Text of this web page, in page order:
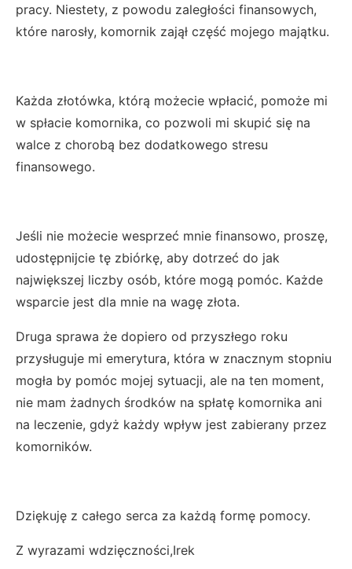
pracy. Niestety, z powodu zaległości finansowych,
które narosły, komornik zajął część mojego majątku.
Każda złotówka, którą możecie wpłacić, pomoże mi
w spłacie komornika, co pozwoli mi skupić się na
walce z chorobą bez dodatkowego stresu
finansowego.
Jeśli nie możecie wesprzeć mnie finansowo, proszę,
udostępnijcie tę zbiórkę, aby dotrzeć do jak
największej liczby osób, które mogą pomóc. Każde
wsparcie jest dla mnie na wagę złota.
Druga sprawa że dopiero od przyszłego roku
przysługuje mi emerytura, która w znacznym stopniu
mogła by pomóc mojej sytuacji, ale na ten moment,
nie mam żadnych środków na spłatę komornika ani
na leczenie, gdyż każdy wpływ jest zabierany przez
komorników.
Dziękuję z całego serca za każdą formę pomocy.
Z wyrazami wdzięczności,Irek